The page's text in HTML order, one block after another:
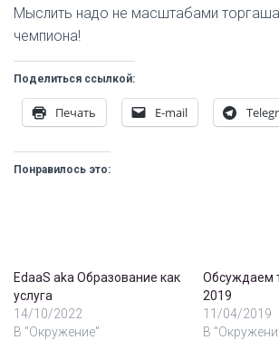
Мыслить надо не масштабами
чемпиона!
Поделиться ссылкой:
Печать E-mail
Понравилось это:
EdaaS aka Образование как
услуга
14/10/2022
В "Окружение"
Обсуждаем
2019
11/04/2019
В